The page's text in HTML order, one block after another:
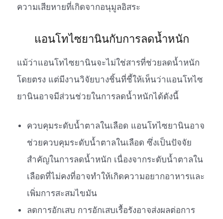
ความเสียหายที่เกิดจากอนุมูลอิสระ
แอนโทไซยานินกับการลดน้ำหนัก
แม้ว่าแอนโทไซยานินจะไม่ใช่สารที่ช่วยลดน้ำหนัก
โดยตรง แต่มีงานวิจัยบางชิ้นที่ชี้ให้เห็นว่าแอนโทไซ
ยานินอาจมีส่วนช่วยในการลดน้ำหนักได้ดังนี้
ควบคุมระดับน้ำตาลในเลือด แอนโทไซยานินอาจ
ช่วยควบคุมระดับน้ำตาลในเลือด ซึ่งเป็นปัจจัย
สำคัญในการลดน้ำหนัก เนื่องจากระดับน้ำตาลใน
เลือดที่ไม่คงที่อาจทำให้เกิดความอยากอาหารและ
เพิ่มการสะสมไขมัน
ลดการอักเสบ การอักเสบเรื้อรังอาจส่งผลต่อการ